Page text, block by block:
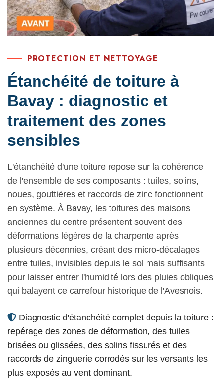
PROTECTION ET NETTOYAGE
Étanchéité de toiture à
Bavay : diagnostic et
traitement des zones
sensibles
L'étanchéité d'une toiture repose sur la cohérence
de l'ensemble de ses composants : tuiles, solins,
noues, gouttières et raccords de zinc fonctionnent
en système. À Bavay, les toitures des maisons
anciennes du centre présentent souvent des
déformations légères de la charpente après
plusieurs décennies, créant des micro-décalages
entre tuiles, invisibles depuis le sol mais suffisants
pour laisser entrer l'humidité lors des pluies obliques
qui balayent ce carrefour historique de l'Avesnois.
Diagnostic d'étanchéité complet depuis la toiture :
repérage des zones de déformation, des tuiles
brisées ou glissées, des solins fissurés et des
raccords de zinguerie corrodés sur les versants les
plus exposés au vent dominant.